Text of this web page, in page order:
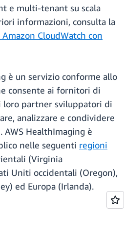
e multi-tenant su scala
informazioni, consulta la
CloudWatch con
è un servizio conforme allo
consente ai fornitori di
loro partner sviluppatori di
analizzare e condividere
HealthImaging è
nelle seguenti regioni
(Virginia
Uniti occidentali (Oregon),
ed Europa (Irlanda).